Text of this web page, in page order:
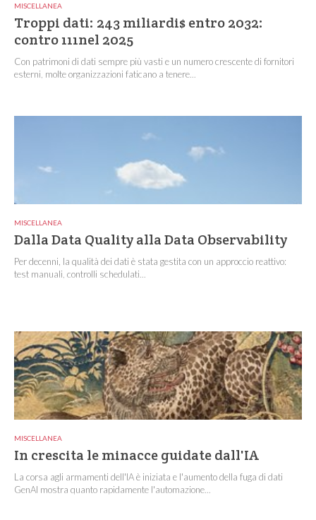
MISCELLANEA
Troppi dati: 243 miliardi$ entro 2032:
contro 111nel 2025
Con patrimoni di dati sempre più vasti e un numero crescente di fornitori
esterni, molte organizzazioni faticano a tenere...
MISCELLANEA
Dalla Data Quality alla Data Observability
Per decenni, la qualità dei dati è stata gestita con un approccio reattivo:
test manuali, controlli schedulati...
MISCELLANEA
In crescita le minacce guidate dall'IA
La corsa agli armamenti dell'IA è iniziata e l'aumento della fuga di dati
GenAI mostra quanto rapidamente l'automazione...